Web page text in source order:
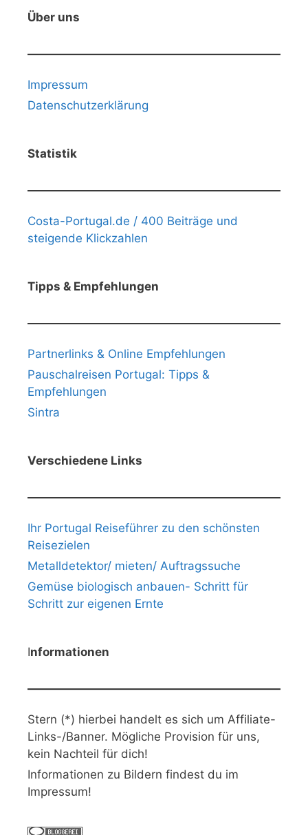
Über uns
Impressum
Datenschutzerklärung
Statistik
Costa-Portugal.de / 400 Beiträge und
steigende Klickzahlen
Tipps & Empfehlungen
Partnerlinks & Online Empfehlungen
Pauschalreisen Portugal: Tipps &
Empfehlungen
Sintra
Verschiedene Links
Ihr Portugal Reiseführer zu den schönsten
Reisezielen
Metalldetektor/ mieten/ Auftragssuche
Gemüse biologisch anbauen- Schritt für
Schritt zur eigenen Ernte
Informationen
Stern (*) hierbei handelt es sich um Affiliate-
Links-/Banner. Mögliche Provision für uns,
kein Nachteil für dich!
Informationen zu Bildern findest du im
Impressum!